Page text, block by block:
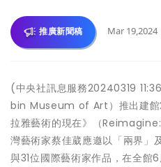
推廣新聞稿 Mar 19,2024
(中央社訊息服務20240319
bin Museum of Art）推出建館
拉雅藝術的現在》（
灣藝術家蔡佳葳應邀以「兩界」
與31位國際藝術家作品，在全館